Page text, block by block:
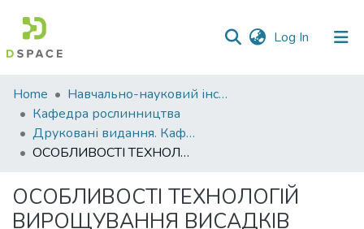
Log In (current)
Communities
&
Collections
All of DSpace
Statistics
Home
Навчально-науковий інститут агротехнологій, селекції та екології
Кафедра рослинництва
Друковані видання. Кафедра рослинництва
ОСОБЛИВОСТІ ТЕХНОЛОГІЙ ВИРОЩУВАННЯ ВИСАДКІВ ЦУКРОВИХ БУРЯКІВ У ВИРОБНИЧИХ ПІДРОЗДІЛАХ БУРЯКОНАСІННИЦЬКОГО ГОСПОДАРСТВА
ОСОБЛИВОСТІ ТЕХНОЛОГІЙ
ВИРОЩУВАННЯ ВИСАДКІВ